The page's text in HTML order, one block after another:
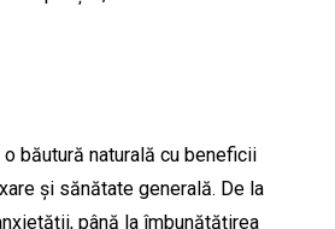
băutură naturală cu beneficii
și sănătate generală. De la
până la îmbunătățirea